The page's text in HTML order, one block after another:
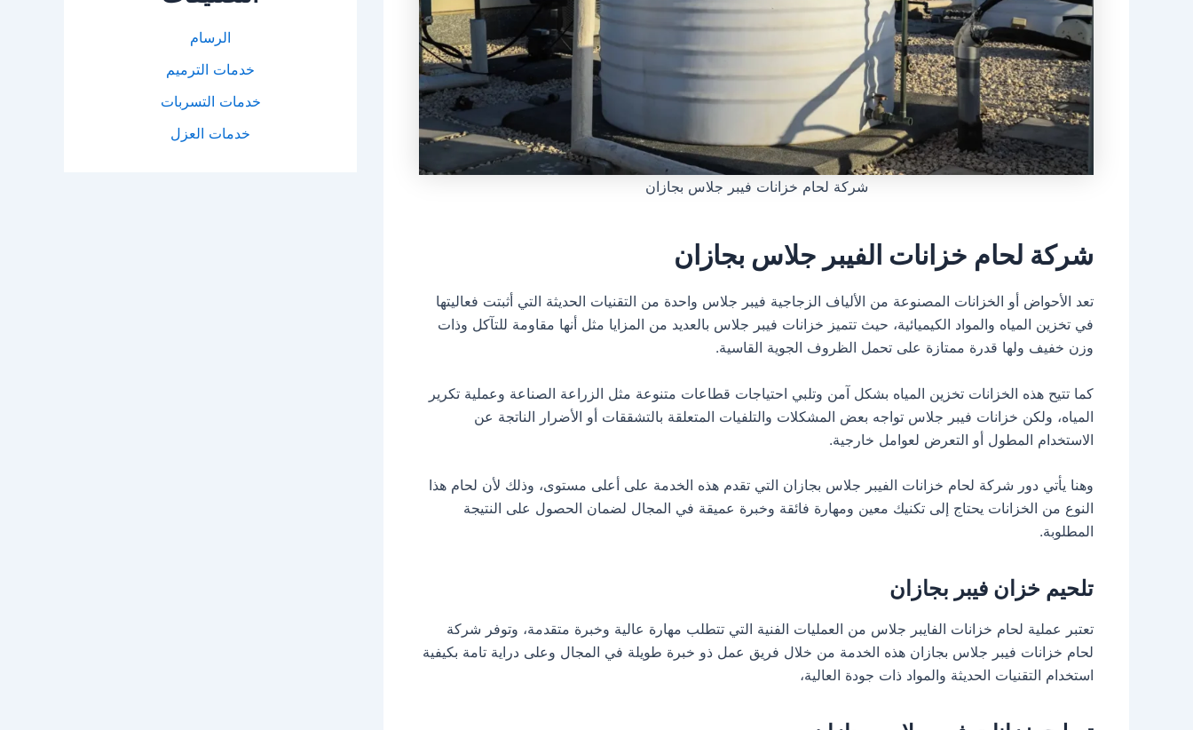
شركة لحام خزانات فيبر جلاس بجازان
شركة لحام خزانات الفيبر جلاس بجازان
تعد الأحواض أو الخزانات المصنوعة من الألياف الزجاجية فيبر جلاس واحدة من التقنيات الحديثة التي أثبتت فعاليتها
في تخزين المياه والمواد الكيميائية، حيث تتميز خزانات فيبر جلاس بالعديد من المزايا مثل أنها مقاومة للتآكل وذات
وزن خفيف ولها قدرة ممتازة على تحمل الظروف الجوية القاسية.
كما تتيح هذه الخزانات تخزين المياه بشكل آمن وتلبي احتياجات قطاعات متنوعة مثل الزراعة الصناعة وعملية تكرير
المياه، ولكن خزانات فيبر جلاس تواجه بعض المشكلات والتلفيات المتعلقة بالتشققات أو الأضرار الناتجة عن
الاستخدام المطول أو التعرض لعوامل خارجية.
وهنا يأتي دور شركة لحام خزانات الفيبر جلاس بجازان التي تقدم هذه الخدمة على أعلى مستوى، وذلك لأن لحام هذا
النوع من الخزانات يحتاج إلى تكنيك معين ومهارة فائقة وخبرة عميقة في المجال لضمان الحصول على النتيجة
المطلوبة.
تلحيم خزان فيبر بجازان
تعتبر عملية لحام خزانات الفايبر جلاس من العمليات الفنية التي تتطلب مهارة عالية وخبرة متقدمة، وتوفر شركة
لحام خزانات فيبر جلاس بجازان هذه الخدمة من خلال فريق عمل ذو خبرة طويلة في المجال وعلى دراية تامة بكيفية
استخدام التقنيات الحديثة والمواد ذات جودة العالية،
الرسام
خدمات الترميم
خدمات التسربات
خدمات العزل